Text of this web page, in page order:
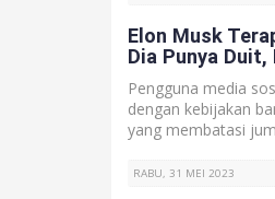
Elon Musk
Dia Punya Duit,
Pengguna media
dengan kebijakan
yang membatasi
RABU, 31 MEI 2023